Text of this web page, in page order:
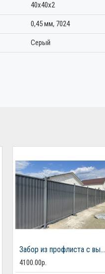
40х40х2
0,45 мм, 7024
Серый
Забор из профлиста с выделенными столбами в рамках
4100.00р.